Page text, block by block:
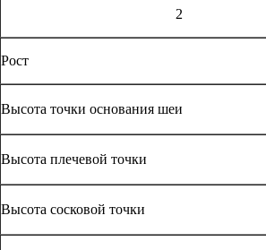
2
Рост
Высота точки основания шеи
Высота плечевой точки
Высота сосковой точки